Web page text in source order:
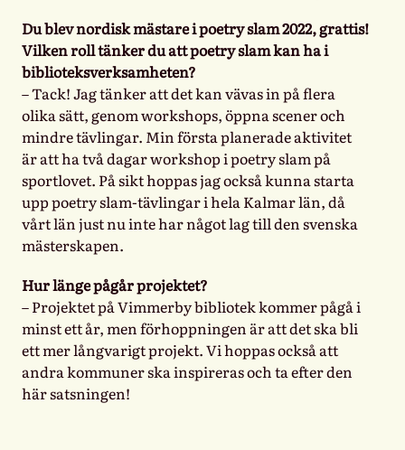
Du blev nordisk mästare i poetry slam 2022, grattis!
Vilken roll tänker du att poetry slam kan ha i
biblioteksverksamheten?
– Tack! Jag tänker att det kan vävas in på flera
olika sätt, genom workshops, öppna scener och
mindre tävlingar. Min första planerade aktivitet
är att ha två dagar workshop i poetry slam på
sportlovet. På sikt hoppas jag också kunna starta
upp poetry slam-tävlingar i hela Kalmar län, då
vårt län just nu inte har något lag till den svenska
mästerskapen.
Hur länge pågår projektet?
– Projektet på Vimmerby bibliotek kommer pågå i
minst ett år, men förhoppningen är att det ska bli
ett mer långvarigt projekt. Vi hoppas också att
andra kommuner ska inspireras och ta efter den
här satsningen!